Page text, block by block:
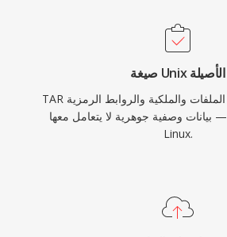
صيغة Unix الأصيلة
TAR يحافظ على أذونات الملفات والملكية والروابط الرمزية
— بيانات وصفية جوهرية لا يتعامل معها ALZ. مثالي لنشر
Linux.